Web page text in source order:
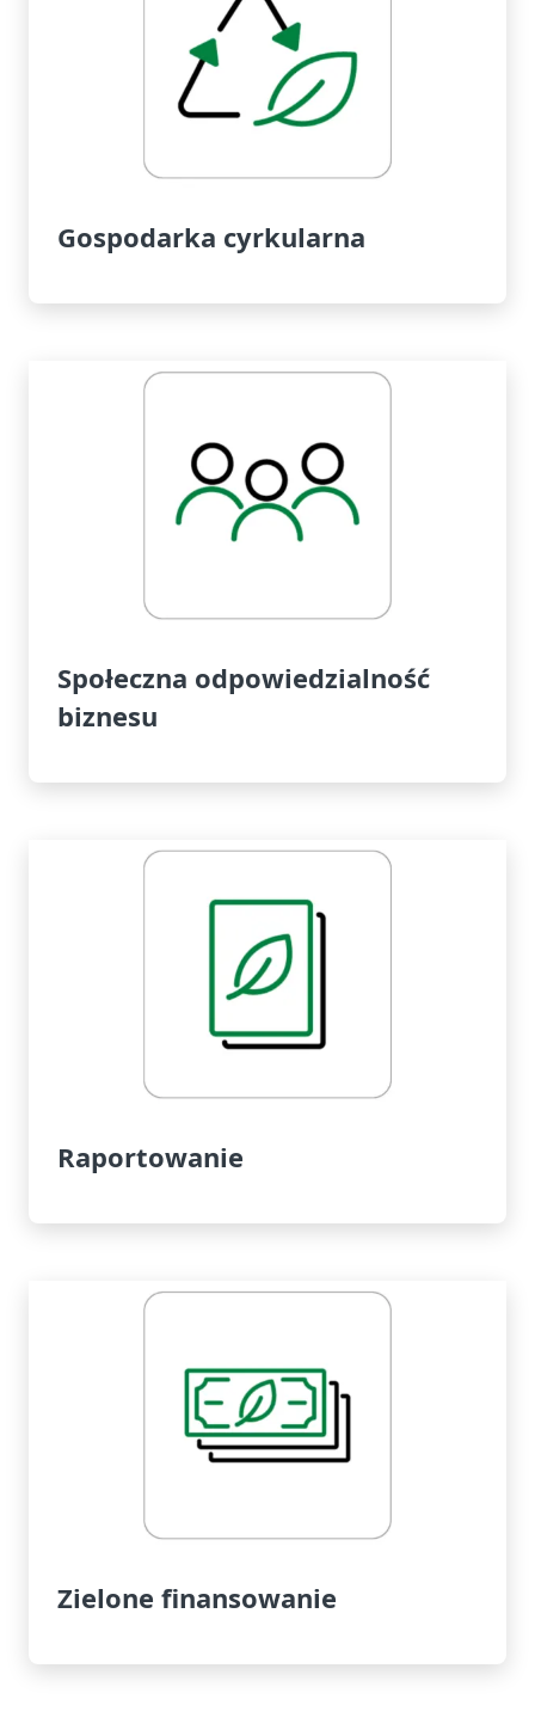
Gospodarka cyrkularna
Społeczna odpowiedzialność
biznesu
Raportowanie
Zielone finansowanie